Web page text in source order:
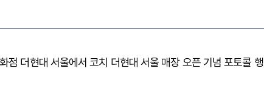
점 더현대 서울에서 코치 더현대 서울 매장 오픈 기념 포토콜 행